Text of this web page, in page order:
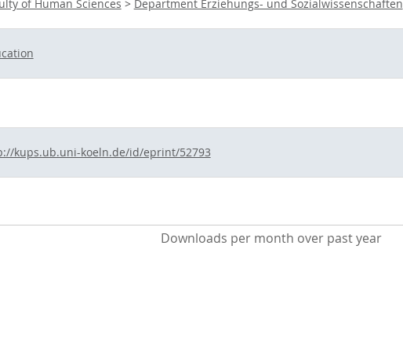
of Human Sciences > Department Erziehungs- und Sozialwissenschaften
kups.ub.uni-koeln.de/id/eprint/52793
Downloads per month over past year